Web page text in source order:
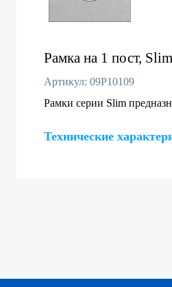
Рамка на 1 пост,
Артикул: 09P10109
Рамки серии Slim
Технические